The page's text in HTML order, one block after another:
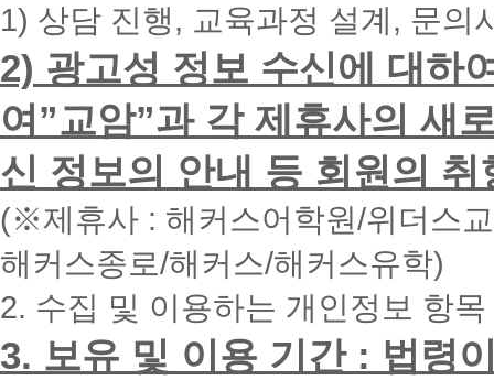
입
력
시
면
빠
른
간
내
에
화
드
리
겠
1) 상담 진행, 교육과정 설계, 문의
2) 광고성 정보 수신에 대하
여”교암”과 각 제휴사의 새
신 정보의 안내 등 회원의
(※제휴사 : 해커스어학원/위더스
해커스종로/해커스/해커스유학)
2. 수집 및 이용하는 개인정보 항
3. 보유 및 이용 기간 : 법령